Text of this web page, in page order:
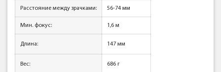
Расстояние между зрачками: 56-74 мм
Мин. фокус: 1,6 м
Длина: 147 мм
Вес: 686 г